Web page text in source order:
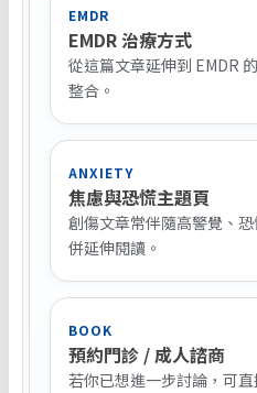
EMDR
EMDR 治療方式
從這篇文章延伸到 EMDR
整合。
ANXIETY
焦慮與恐慌主題頁
創傷文章常伴隨高警覺、
併延伸閱讀。
BOOK
預約門診 / 成人諮商
若你已想進一步討論，可